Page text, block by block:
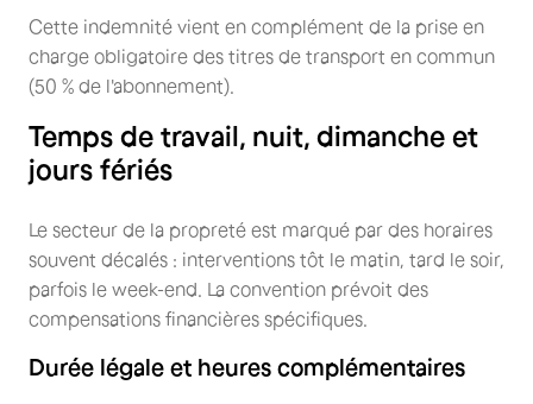
Cette indemnité vient en complément de la prise en
charge obligatoire des titres de transport en commun
(50 % de l'abonnement).
Temps de travail, nuit, dimanche et
jours fériés
Le secteur de la propreté est marqué par des horaires
souvent décalés : interventions tôt le matin, tard le soir,
parfois le week-end. La convention prévoit des
compensations financières spécifiques.
Durée légale et heures complémentaires